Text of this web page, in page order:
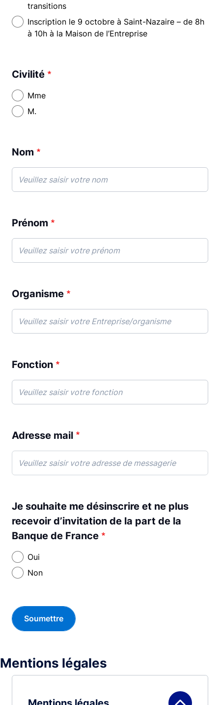
transitions
Inscription le 9 octobre à Saint-Nazaire – de 8h
à 10h à la Maison de l’Entreprise
Civilité
Mme
M.
Nom
Prénom
Organisme
Fonction
Adresse mail
Je souhaite me désinscrire et ne plus
recevoir d’invitation de la part de la
Banque de France
Oui
Non
Mentions légales